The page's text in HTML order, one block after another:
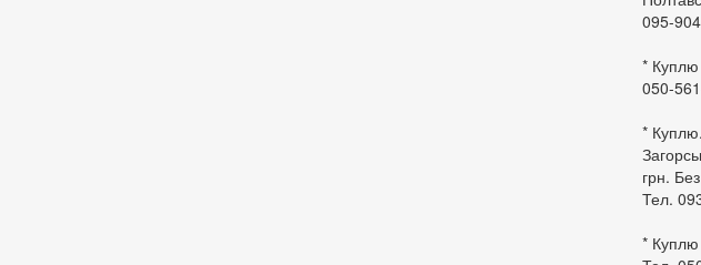
095-
* Куплю
050-
*
грн.
Тел.
* Куплю